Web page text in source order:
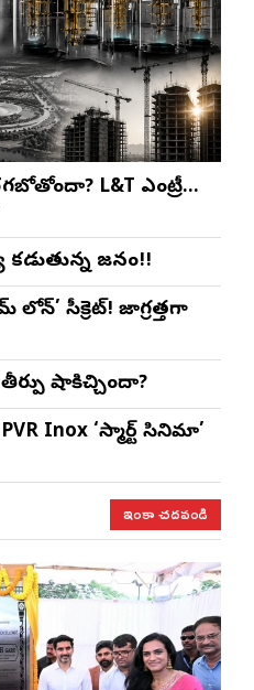
L&T ఎంట్రీ…
కడుతున్న జనం!!
సీక్రెట్! జాగ్రత్తగా
తీర్పు షాకిచ్చిందా?
Inox ‘స్మార్ట్ సినిమా’
ఇంకా చదవండి